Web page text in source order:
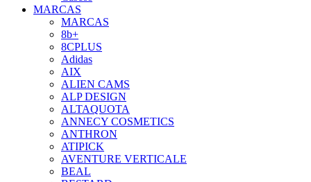
MARCAS
MARCAS
8b+
8CPLUS
Adidas
AIX
ALIEN CAMS
ALP DESIGN
ALTAQUOTA
ANNECY COSMETICS
ANTHRON
ATIPICK
AVENTURE VERTICALE
BEAL